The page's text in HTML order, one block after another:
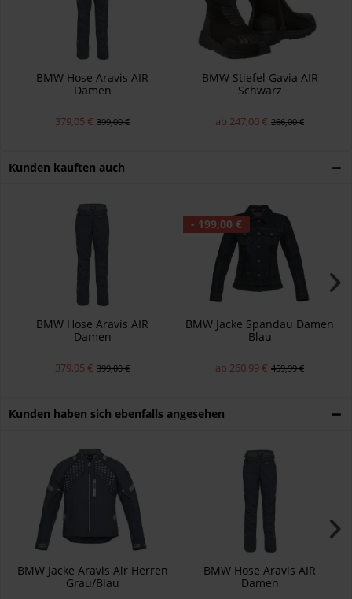
BMW Hose Aravis AIR
Damen
379,05 € 399,00 €
BMW Stiefel Gavia AIR
Schwarz
ab 247,00 € 266,00 €
Kunden kauften auch
BMW Hose Aravis AIR
Damen
379,05 € 399,00 €
- 199,00 €
BMW Jacke Spandau Damen
Blau
ab 260,99 € 459,99 €
Kunden haben sich ebenfalls angesehen
BMW Jacke Aravis Air Herren
Grau/Blau
BMW Hose Aravis AIR
Damen